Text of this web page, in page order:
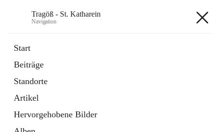
Tragöß - St. Katharein
Navigation
Start
Beiträge
Standorte
Artikel
Hervorgehobene Bilder
Externe Webseite
in
Tab
Abenteuerregion Erzberg-Leoben
Artikel
öffnet
in
neuem
Tab